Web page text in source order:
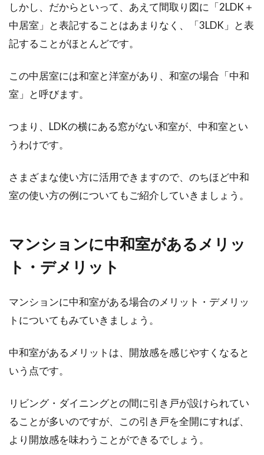
は？その流れとポイント
た、管理...
新築のマイホームに和室は必要？
4．5畳の和室の活用方法とは
新築一戸建てのマイホームを建てようとする
際、多くの方が「和室は必要なのか？」と悩む
でしょう。...
マンションでも犬と暮らしたい！飼
新築の玄関もこだわろう！機能的・
しかし、だからといって、あえて間取り図に「2LDK＋
中居室」と表記することはあまりなく、「3LDK」と表
記することがほとんどです。
この中居室には和室と洋室があり、和室の場合「中和
室」と呼びます。
つまり、LDKの横にある窓がない和室が、中和室とい
うわけです。
さまざまな使い方に活用できますので、のちほど中和
室の使い方の例についてもご紹介していきましょう。
マンションに中和室があるメリッ
ト・デメリット
マンションに中和室がある場合のメリット・デメリッ
トについてもみていきましょう。
中和室があるメリットは、開放感を感じやすくなると
いう点です。
リビング・ダイニングとの間に引き戸が設けられてい
ることが多いのですが、この引き戸を全開にすれば、
より開放感を味わうことができるでしょう。